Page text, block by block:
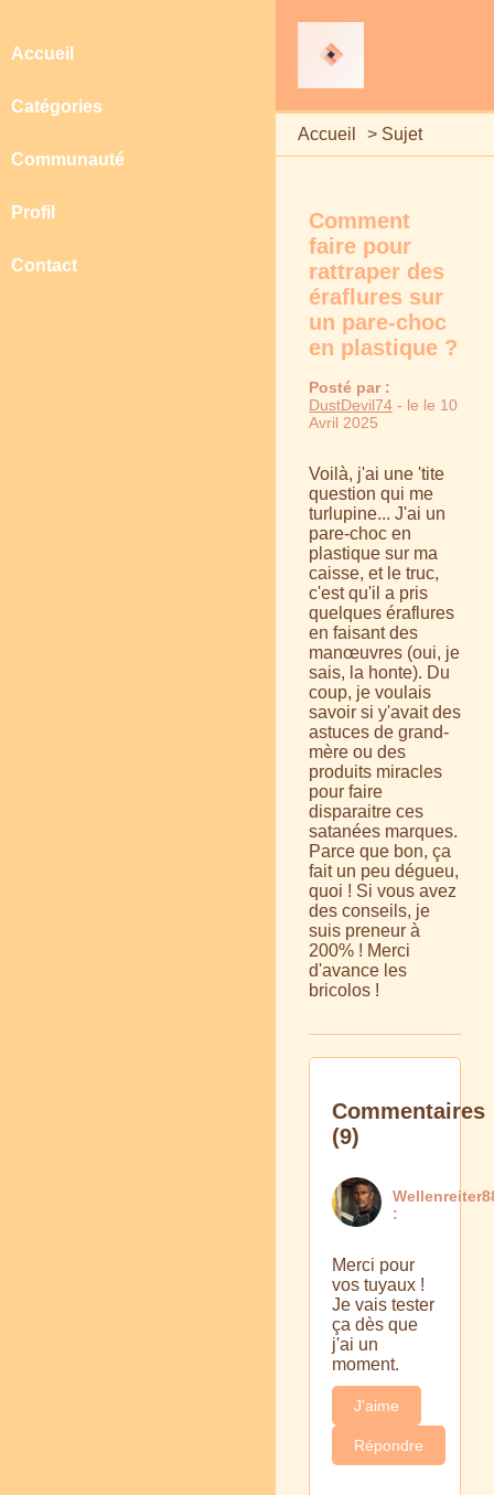
Accueil > Sujet
Accueil
Catégories
Communauté
Profil
Contact
Comment
faire pour
rattraper des
éraflures sur
un pare-choc
en plastique ?
Posté par :
DustDevil74 - le le 10
Avril 2025
Voilà, j'ai une 'tite
question qui me
turlupine... J'ai un
pare-choc en
plastique sur ma
caisse, et le truc,
c'est qu'il a pris
quelques éraflures
en faisant des
manœuvres (oui, je
sais, la honte). Du
coup, je voulais
savoir si y'avait des
astuces de grand-
mère ou des
produits miracles
pour faire
disparaitre ces
satanées marques.
Parce que bon, ça
fait un peu dégueu,
quoi ! Si vous avez
des conseils, je
suis preneur à
200% ! Merci
d'avance les
bricolos !
Commentaires
(9)
:
Merci pour
vos tuyaux !
Je vais tester
ça dès que
j'ai un
moment.
J'aime
Répondre